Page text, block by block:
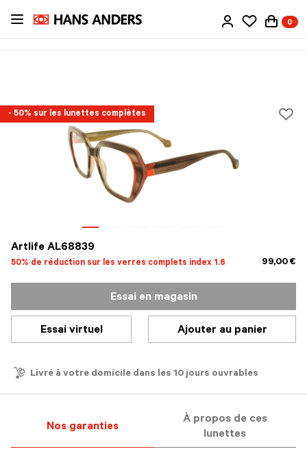
Passer
0
- 50% sur les lunettes complètes
Artlife AL68839
50% de réduction sur les verres complets index 1.6 99,00 €
Essai en magasin
Essai virtuel Ajouter au panier
Livré à votre domicile dans les 10 jours ouvrables
Nos garanties
À propos de ces
lunettes